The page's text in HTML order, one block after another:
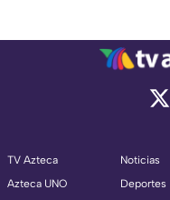
TV Azteca
Azteca UNO
Noticias
Deportes